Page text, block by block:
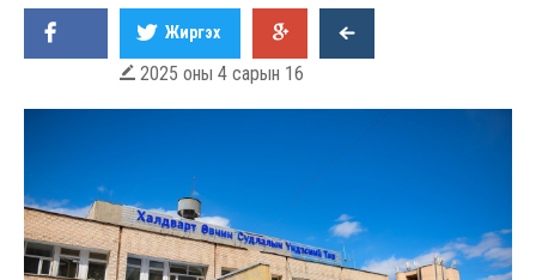
Жиргэх
 2025 оны 4 сарын 16